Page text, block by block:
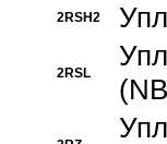
2RSH2
2RSL